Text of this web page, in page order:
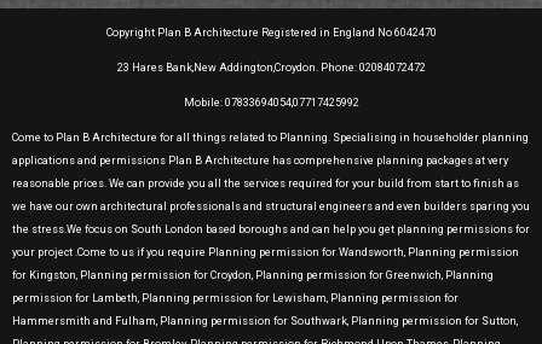
Copyright Plan B Architecture Registered in England No 6042470
23 Hares Bank,New Addington,Croydon. Phone: 02084072472
Mobile: 07833694054,07717425992
Come to Plan B Architecture for all things related to Planning. Specialising in householder planning
applications and permissions Plan B Architecture has comprehensive planning packages at very
reasonable prices. We can provide you all the services required for your build from start to finish as
we have our own architectural professionals and structural engineers and even builders sparing you
the stress.We focus on South London based boroughs and can help you get planning permissions for
your project .Come to us if you require Planning permission for Wandsworth, Planning permission
for Kingston, Planning permission for Croydon, Planning permission for Greenwich, Planning
permission for Lambeth, Planning permission for Lewisham, Planning permission for
Hammersmith and Fulham, Planning permission for Southwark, Planning permission for Sutton,